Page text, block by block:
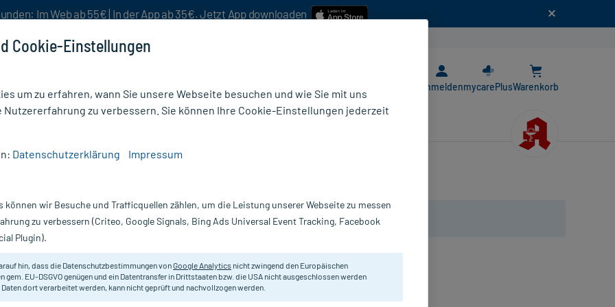
Im Web ab 55€ | In der App ab 35€. Jetzt App downloaden
AnmeldenmycarePlusWarenkorb
Nur für kurze Zeit:Gratis-Versand* ab 19€ Mindestbestellwert!
mit
Emser
Zur Anwendung bei Halsschmerzen und Hustenreiz.
Cookie-Einstellungen
um zu erfahren, wann Sie unsere Webseite besuchen und wie Sie mit uns
Nutzererfahrung zu verbessern. Sie können Ihre Cookie-Einstellungen jederzeit
Datenschutzerklärung Impressum
können wir Besuche und Trafficquellen zählen, um die Leistung unserer Webseite zu messen
zu verbessern (Criteo, Google Signals, Bing Ads Universal Event Tracking, Facebook
Plugin).
hin, dass die Datenschutzbestimmungen vonGoogle Analytics nicht zwingend den Europäischen
gem. EU-DSGVO genügen und ein Datentransfer in Drittstaaten bzw. die USA nicht ausgeschlossen werden
Daten dort verarbeitet werden, kann nicht geprüft und nachvollzogen werden.